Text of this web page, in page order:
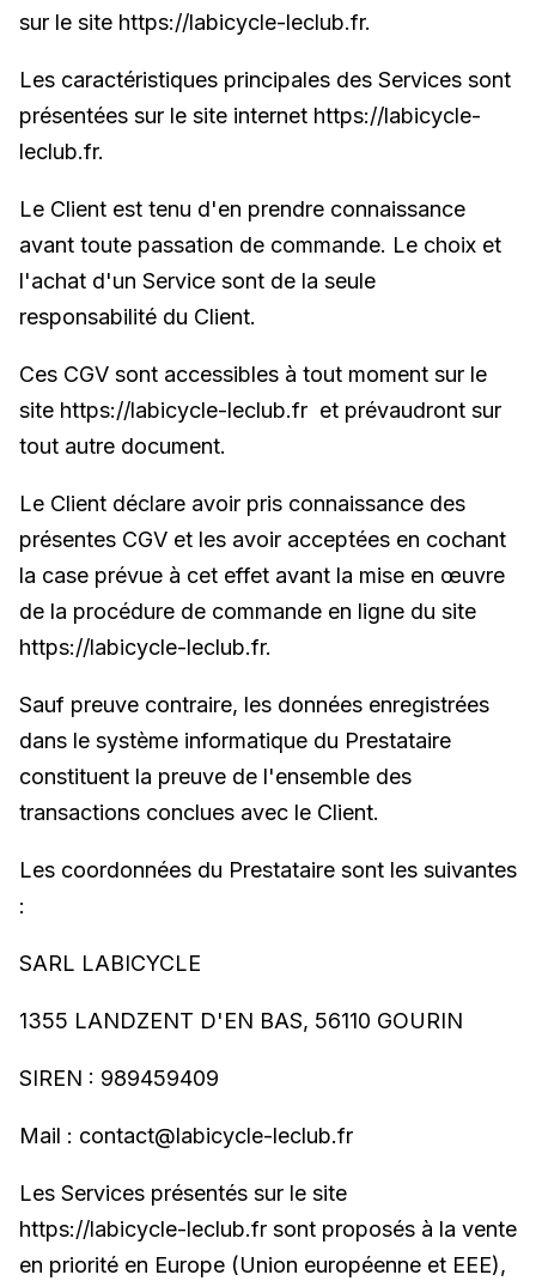
sur le site https://labicycle-leclub.fr .
Les caractéristiques principales des Services sont
présentées sur le site internet https://labicycle-
leclub.fr.
Le Client est tenu d'en prendre connaissance
avant toute passation de commande. Le choix et
l'achat d'un Service sont de la seule
responsabilité du Client.
Ces CGV sont accessibles à tout moment sur le
site https://labicycle-leclub.fr et prévaudront sur
tout autre document.
Le Client déclare avoir pris connaissance des
présentes CGV et les avoir acceptées en cochant
la case prévue à cet effet avant la mise en œuvre
de la procédure de commande en ligne du site
https://labicycle-leclub.fr .
Sauf preuve contraire, les données enregistrées
dans le système informatique du Prestataire
constituent la preuve de l'ensemble des
transactions conclues avec le Client.
Les coordonnées du Prestataire sont les suivantes
:
SARL LABICYCLE
1355 LANDZENT D'EN BAS, 56110 GOURIN
SIREN : 989459409
Mail : contact@labicycle-leclub.fr
Les Services présentés sur le site
https://labicycle-leclub.fr sont proposés à la vente
en priorité en Europe (Union européenne et EEE),